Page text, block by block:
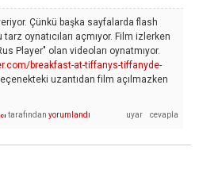
Çünkü başka sayfalarda flash
oynatıcıları açmıyor. Film izlerken
Player" olan videoları oynatmıyor.
breakfast-at-tiffanys-tiffanyde-
uzantıdan film açılmazken
tarafından yorumlandı